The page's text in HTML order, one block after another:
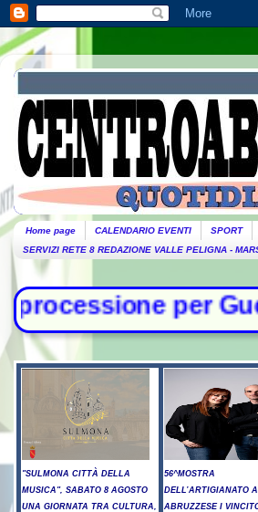
Home page CALENDARIO EVENTI SPORT
SERVIZI RETE 8 REDAZIONE VALLE PELIGNA -
per Guccini.
"SULMONA CITTÀ DELLA
MUSICA", SABATO 8 AGOSTO
UNA GIORNATA TRA CULTURA,
56^MOSTRA
DELL’ARTIGIANATO
ABRUZZESE I